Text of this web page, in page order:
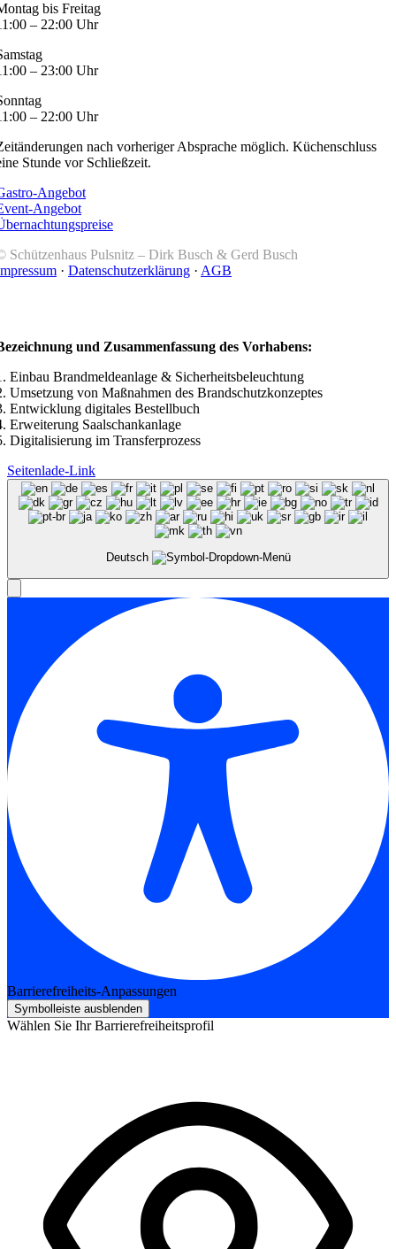
bis Freitag
– 22:00 Uhr
– 23:00 Uhr
– 22:00 Uhr
nach vorheriger Absprache möglich. Küchenschluss
Stunde vor Schließzeit.
Angebot
Angebot
Schützenhaus Pulsnitz –Dirk Busch & Gerd Busch
·Datenschutzerklärung · AGB
und Zusammenfassung des Vorhabens:
Einbau Brandmeldeanlage & Sicherheitsbeleuchtung
Umsetzung von Maßnahmen des Brandschutzkonzeptes
Entwicklung digitales Bestellbuch
Erweiterung Saalschankanlage
Digitalisierung im Transferprozess
Seitenlade-Link
Deutsch
Barrierefreiheits-Anpassungen
Symbolleiste ausblenden
Wählen Sie Ihr Barrierefreiheitsprofil